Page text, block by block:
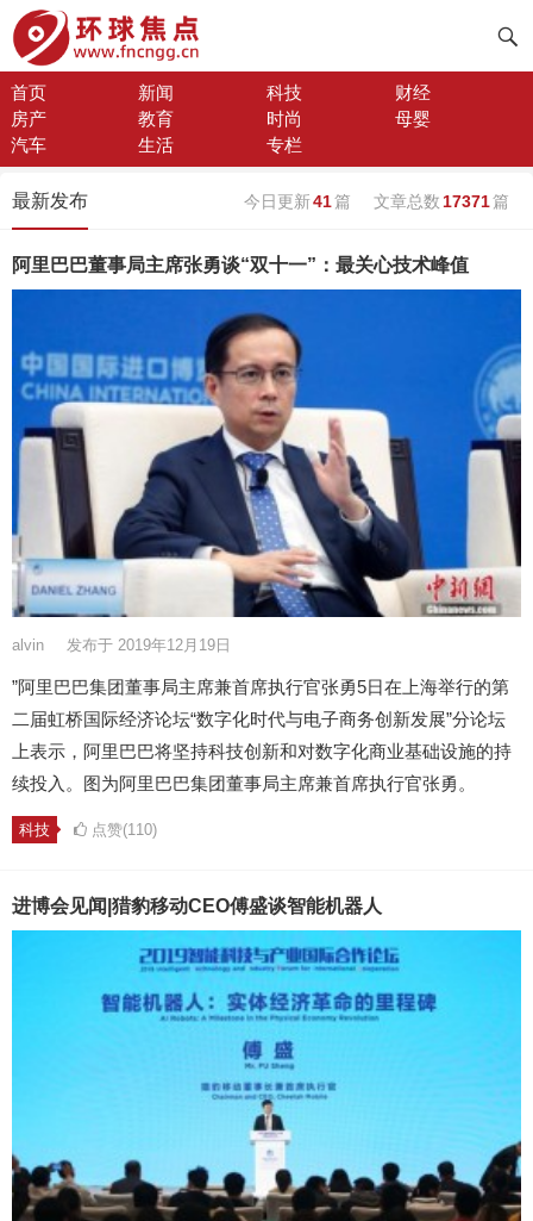
首页 新闻 科技
财经
房产
教育 时尚
母婴
汽车
生活 专栏
最新发布 今日更新41篇 文章总数 17371篇
阿里巴巴董事局主席张勇谈“双十一”：最关心技术峰值
alvin 发布于 2019年12月19日
”阿里巴巴集团董事局主席兼首席执行官张勇5日在上海举行的第
二届虹桥国际经济论坛“数字化时代与电子商务创新发展”分论坛
上表示，阿里巴巴将坚持科技创新和对数字化商业基础设施的持
续投入。图为阿里巴巴集团董事局主席兼首席执行官张勇。
科技 点赞(110)
进博会见闻|猎豹移动CEO傅盛谈智能机器人